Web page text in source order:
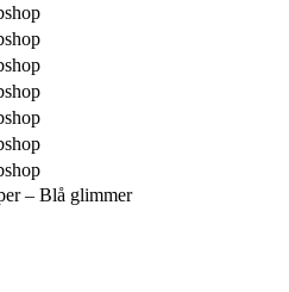
– Blå glimmer